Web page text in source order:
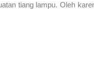
tiang lampu. Oleh